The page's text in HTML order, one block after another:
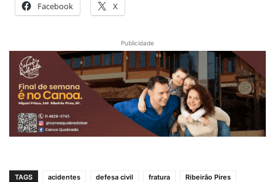
Facebook X
Publicidade
TAGS acidentes defesa civil fratura
Ribeirão Pires